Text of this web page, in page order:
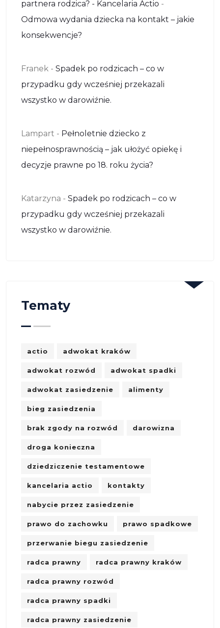
partnera rodzica? - Kancelaria Actio -
Odmowa wydania dziecka na kontakt – jakie
konsekwencje?
Franek - Spadek po rodzicach – co w
przypadku gdy wcześniej przekazali
wszystko w darowiźnie.
Lampart - Pełnoletnie dziecko z
niepełnosprawnością – jak ułożyć opiekę i
decyzje prawne po 18. roku życia?
Katarzyna - Spadek po rodzicach – co w
przypadku gdy wcześniej przekazali
wszystko w darowiźnie.
Tematy
actio adwokat kraków
adwokat rozwód adwokat spadki
adwokat zasiedzenie alimenty
bieg zasiedzenia
brak zgody na rozwód darowizna
droga konieczna
dziedziczenie testamentowe
kancelaria actio kontakty
nabycie przez zasiedzenie
prawo do zachowku prawo spadkowe
przerwanie biegu zasiedzenie
radca prawny radca prawny kraków
radca prawny rozwód
radca prawny spadki
radca prawny zasiedzenie